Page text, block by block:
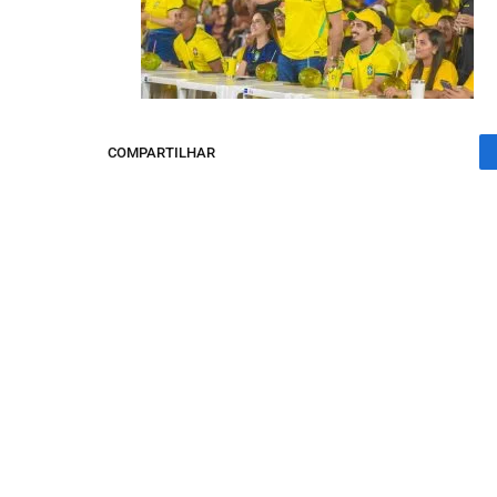
COMPARTILHAR